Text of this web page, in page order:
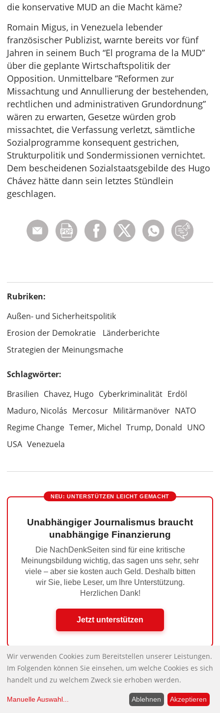
die konservative MUD an die Macht käme?
Romain Migus, in Venezuela lebender
französischer Publizist, warnte bereits vor fünf
Jahren in seinem Buch “El programa de la MUD”
über die geplante Wirtschaftspolitik der
Opposition. Unmittelbare “Reformen zur
Missachtung und Annullierung der bestehenden,
rechtlichen und administrativen Grundordnung”
wären zu erwarten, Gesetze würden grob
missachtet, die Verfassung verletzt, sämtliche
Sozialprogramme konsequent gestrichen,
Strukturpolitik und Sondermissionen vernichtet.
Dem bescheidenen Sozialstaatsgebilde des Hugo
Chávez hätte dann sein letztes Stündlein
geschlagen.
Rubriken:
Außen- und Sicherheitspolitik
Erosion der Demokratie
Länderberichte
Strategien der Meinungsmache
Schlagwörter:
Brasilien Chavez, Hugo Cyberkriminalität Erdöl
Maduro, Nicolás Mercosur Militärmanöver NATO
Regime Change Temer, Michel Trump, Donald UNO
USA Venezuela
NEU: UNTERSTÜTZEN LEICHT GEMACHT
Unabhängiger Journalismus braucht
unabhängige Finanzierung
Die NachDenkSeiten sind für eine kritische
Meinungsbildung wichtig, das sagen uns sehr, sehr
viele – aber sie kosten auch Geld. Deshalb bitten
wir Sie, liebe Leser, um Ihre Unterstützung.
Herzlichen Dank!
Jetzt unterstützen
Nächster Beitrag: Hinweise des Tages
Vorheriger Beitrag: Hier – noch bevor der Wahltag richtig
begonnen hat – bitteschön die Wahlanalyse
Wir verwenden Cookies zum Bereitstellen unserer Leistungen.
Im Folgenden können Sie einsehen, um welche Cookies es sich
handelt und zu welchem Zweck sie erhoben werden.
Manuelle Auswahl... Ablehnen Akzeptieren